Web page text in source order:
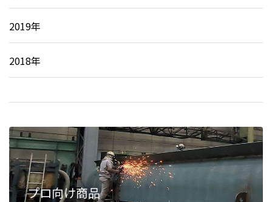
2019年
2018年
プロ向け商品